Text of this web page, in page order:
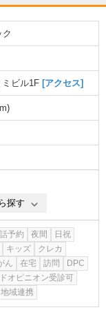
ビル1F [アクセス]
)
探す
予約 夜間
日祝
キッズ
クレカ
ん 在宅 訪問
DPC
オピニオン受診可
地域連携